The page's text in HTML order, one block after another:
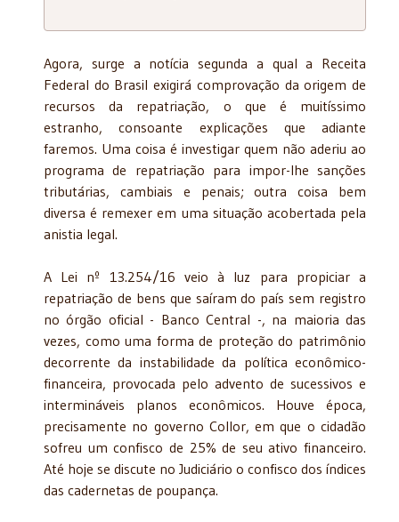
Agora, surge a notícia segunda a qual a Receita
Federal do Brasil exigirá comprovação da origem de
recursos da repatriação, o que é muitíssimo
estranho, consoante explicações que adiante
faremos. Uma coisa é investigar quem não aderiu ao
programa de repatriação para impor-lhe sanções
tributárias, cambiais e penais; outra coisa bem
diversa é remexer em uma situação acobertada pela
anistia legal.
A Lei nº 13.254/16 veio à luz para propiciar a
repatriação de bens que saíram do país sem registro
no órgão oficial - Banco Central -, na maioria das
vezes, como uma forma de proteção do patrimônio
decorrente da instabilidade da política econômico-
financeira, provocada pelo advento de sucessivos e
intermináveis planos econômicos. Houve época,
precisamente no governo Collor, em que o cidadão
sofreu um confisco de 25% de seu ativo financeiro.
Até hoje se discute no Judiciário o confisco dos índices
das cadernetas de poupança.